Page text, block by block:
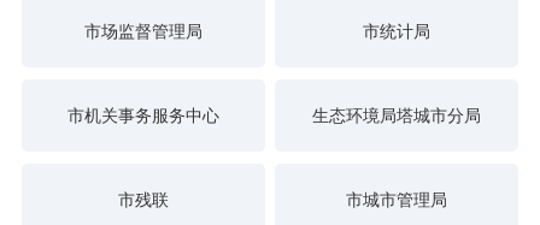
市场监督管理局 市统计局
市机关事务服务中心 生态环境局塔城市分局
市残联 市城市管理局